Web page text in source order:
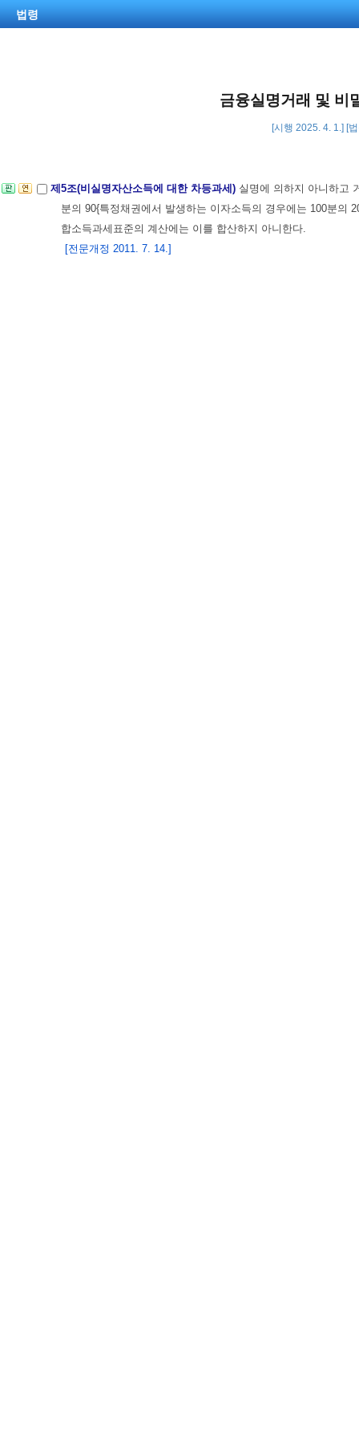
법령
금융실명거래 및 비
[시행 2025. 4. 1.] [
제5조(비실명자산소득에 대한 차등과세) 실명에 의하지 아니하고
분의 90{특정채권에서 발생하는 이자소득의 경우에는 100분의
합소득과세표준의 계산에는 이를 합산하지 아니한다.
[전문개정 2011. 7. 14.]